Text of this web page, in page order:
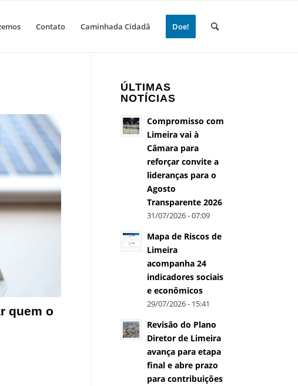
Contato Caminhada Cidadã Doe!
quem o
ÚLTIMAS
NOTÍCIAS
Compromisso com
Limeira vai à
Câmara para
reforçar convite a
lideranças para o
Agosto
Transparente 2026
31/07/2026 - 07:09
Mapa de Riscos de
Limeira
acompanha 24
indicadores sociais
e econômicos
29/07/2026 - 15:41
Revisão do Plano
Diretor de Limeira
avança para etapa
final e abre prazo
para contribuições